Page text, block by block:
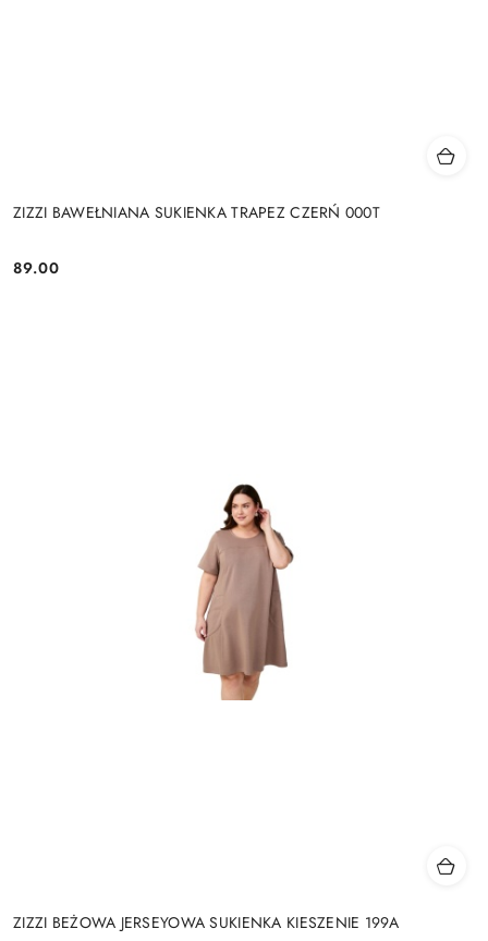
ZIZZI BAWEŁNIANA SUKIENKA TRAPEZ CZERŃ 000T
Cena:
89.00
ZIZZI BEŻOWA JERSEYOWA SUKIENKA KIESZENIE 199A